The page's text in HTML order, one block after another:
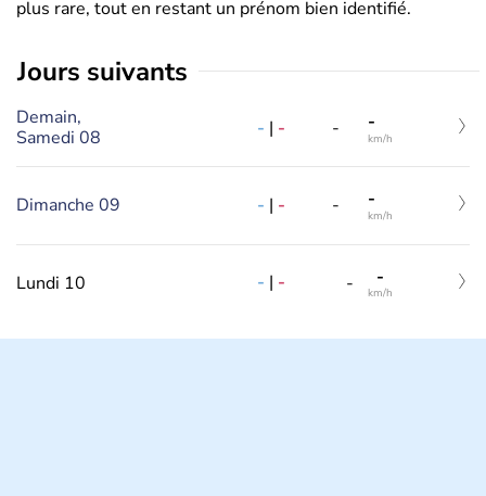
plus rare, tout en restant un prénom bien identifié.
jours suivants
Demain,
Samedi 08
- | - - -
km/h
Dimanche 09 - | - - -
km/h
Lundi 10 - | - - -
km/h